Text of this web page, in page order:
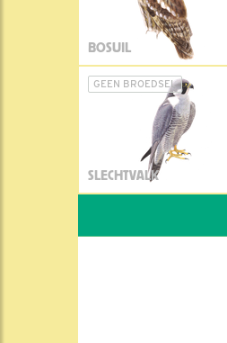
BOSUIL
GEEN BROEDSEL
SLECHTVALK